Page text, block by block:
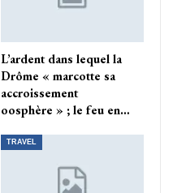
L’ardent dans lequel la
Drôme « marcotte sa
accroissement
oosphère » ; le feu en…
TRAVEL